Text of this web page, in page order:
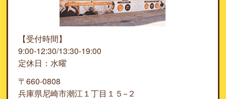
【受付時間】
9:00-12:30/13:30-19:00
定休日：水曜
〒660-0808
兵庫県尼崎市潮江１丁目１５−２